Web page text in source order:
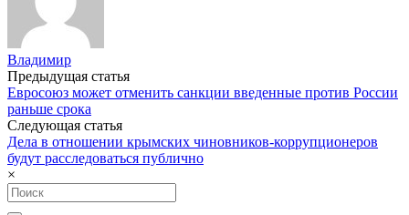
Владимир
Post
navigation
Предыдущая статья
Евросоюз может отменить санкции введенные против России
раньше срока
Следующая статья
Дела в отношении крымских чиновников-коррупционеров
будут расследоваться публично
×
Search
for: